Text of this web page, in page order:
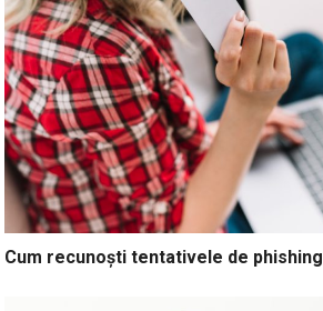
Cum recunoști tentativele de phishing